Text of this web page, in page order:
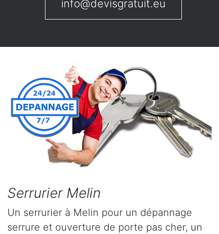
info@devisgratuit.eu
Serrurier Melin
Un serrurier à Melin pour un dépannage
serrure et ouverture de porte pas cher, un